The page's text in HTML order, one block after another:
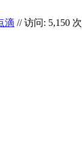
滴 // 访问: 5,150 次